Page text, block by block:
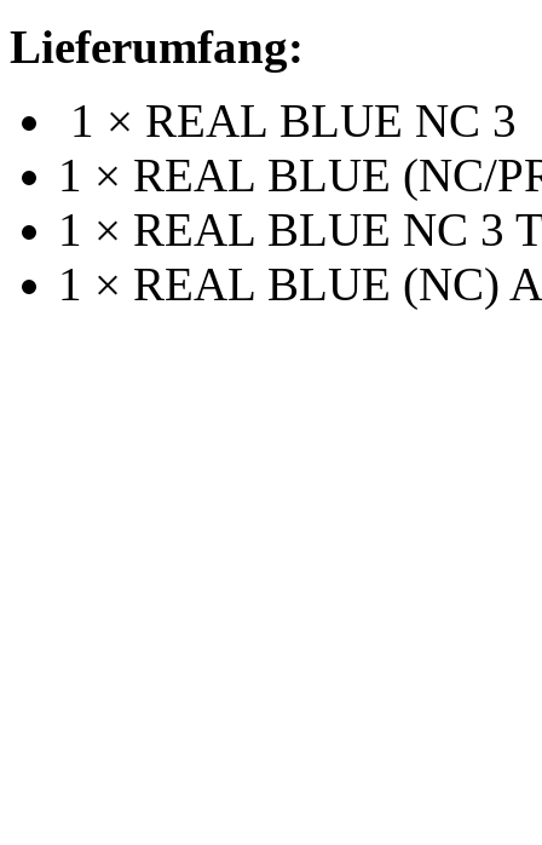
Lieferumfang:
1 × REAL BLUE NC 3
1 × REAL BLUE (NC/
1 × REAL BLUE NC 3
1 × REAL BLUE (NC)